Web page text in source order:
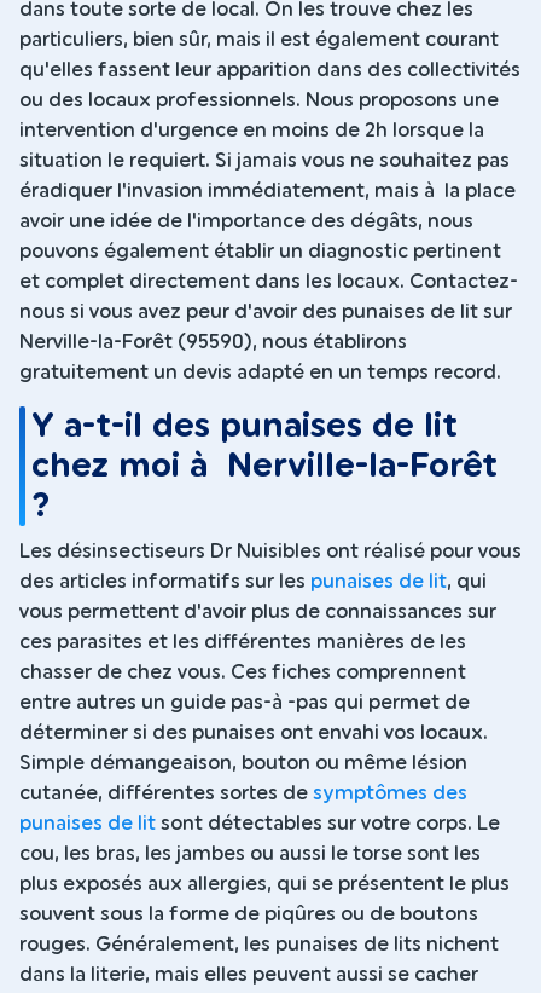
dans toute sorte de local. On les trouve chez les
particuliers, bien sûr, mais il est également courant
qu'elles fassent leur apparition dans des collectivités
ou des locaux professionnels. Nous proposons une
intervention d'urgence en moins de 2h lorsque la
situation le requiert. Si jamais vous ne souhaitez pas
éradiquer l'invasion immédiatement, mais à la place
avoir une idée de l'importance des dégâts, nous
pouvons également établir un diagnostic pertinent
et complet directement dans les locaux. Contactez-
nous si vous avez peur d'avoir des punaises de lit sur
Nerville-la-Forêt (95590), nous établirons
gratuitement un devis adapté en un temps record.
Y a-t-il des punaises de lit
chez moi à Nerville-la-Forêt
?
Les désinsectiseurs Dr Nuisibles ont réalisé pour vous
des articles informatifs sur les punaises de lit, qui
vous permettent d'avoir plus de connaissances sur
ces parasites et les différentes manières de les
chasser de chez vous. Ces fiches comprennent
entre autres un guide pas-à -pas qui permet de
déterminer si des punaises ont envahi vos locaux.
Simple démangeaison, bouton ou même lésion
cutanée, différentes sortes de symptômes des
punaises de lit sont détectables sur votre corps. Le
cou, les bras, les jambes ou aussi le torse sont les
plus exposés aux allergies, qui se présentent le plus
souvent sous la forme de piqûres ou de boutons
rouges. Généralement, les punaises de lits nichent
dans la literie, mais elles peuvent aussi se cacher